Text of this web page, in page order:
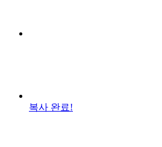
복사 완료!